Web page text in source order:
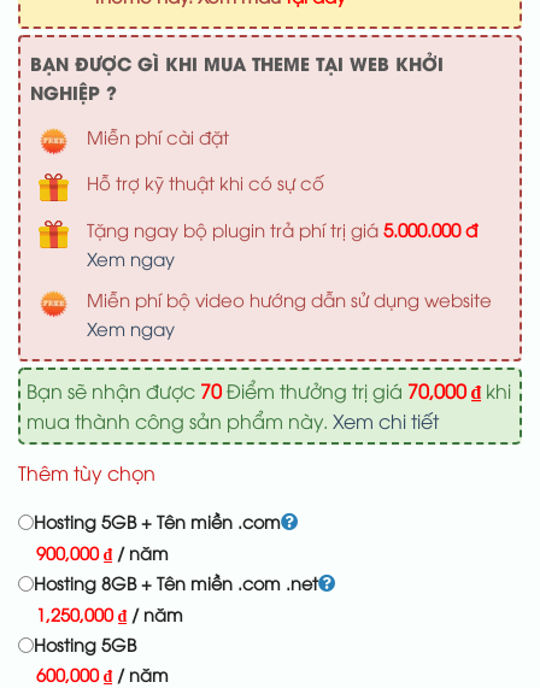
700,000
BẠN ĐƯỢC GÌ KHI MUA THEME TẠI WEB KHỞI
NGHIỆP ?
Miễn phí cài đặt
Hỗ trợ kỹ thuật khi có sự cố
Tặng ngay bộ plugin trả phí trị giá 5.000.000 đ
Xem ngay
Miễn phí bộ video hướng dẫn sử dụng website
Xem ngay
Bạn sẽ nhận được 70Điểm thưởng trị giá 70,000₫khi
mua thành công sản phẩm này. Xem chi tiết
Thêm tùy chọn
Hosting 5GB + Tên miền .com
900,000₫ / năm
Hosting 8GB + Tên miền .com .net
1,250,000₫ / năm
Hosting 5GB
600,000₫ / năm